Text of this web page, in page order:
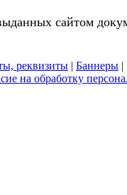
сайтом
реквизиты | Баннеры |
на обработку